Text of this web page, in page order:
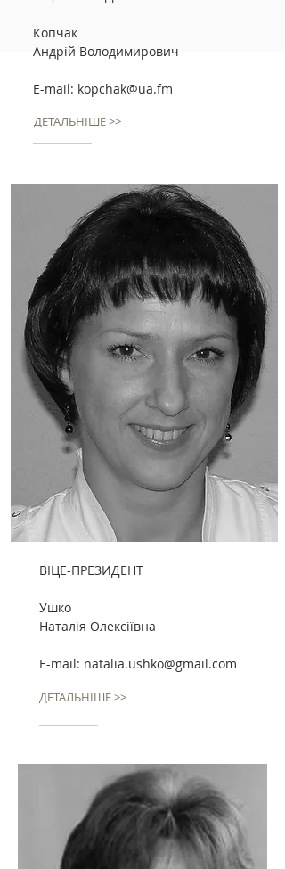
Копчак
Андрій Володимирович
E-mail: kopchak@ua.fm
ДЕТАЛЬНІШЕ >>
ВІЦЕ-ПРЕЗИДЕНТ
Ушко
Наталія Олексіївна
E-mail: natalia.ushko@gmail.com
ДЕТАЛЬНІШЕ >>